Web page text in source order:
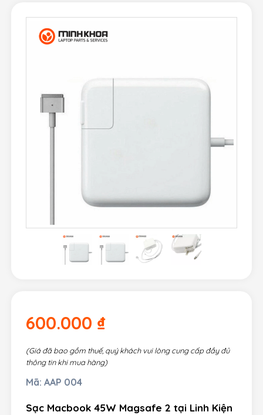
600.000 ₫
(Giá đã bao gồm thuế, quý khách vui lòng cung cấp đầy đủ
thông tin khi mua hàng)
Mã: AAP 004
Sạc Macbook 45W Magsafe 2 tại Linh Kiện